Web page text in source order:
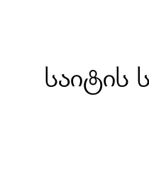
საიტის